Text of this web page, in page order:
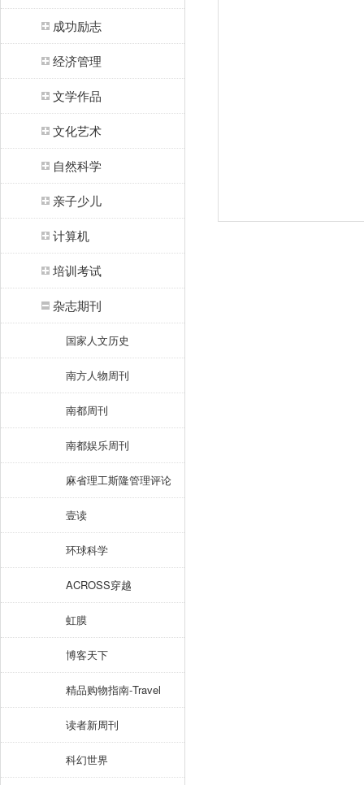
成功励志
经济管理
文学作品
文化艺术
自然科学
亲子少儿
计算机
培训考试
杂志期刊
国家人文历史
南方人物周刊
南都周刊
南都娱乐周刊
麻省理工斯隆管理评论
壹读
环球科学
ACROSS穿越
虹膜
博客天下
精品购物指南-Travel
读者新周刊
科幻世界